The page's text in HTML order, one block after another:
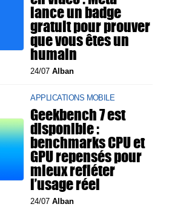
lance un badge
gratuit pour prouver
que vous êtes un
humain
24/07Alban
APPLICATIONS MOBILE
Geekbench 7 est
disponible :
benchmarks CPU et
GPU repensés pour
mieux refléter
l’usage réel
24/07Alban